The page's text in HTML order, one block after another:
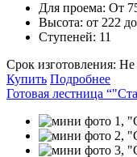
Для проема: От
Высота: от 222
Ступеней: 11
Срок изготовления: Не
Купить Подробнее
Готовая лестница